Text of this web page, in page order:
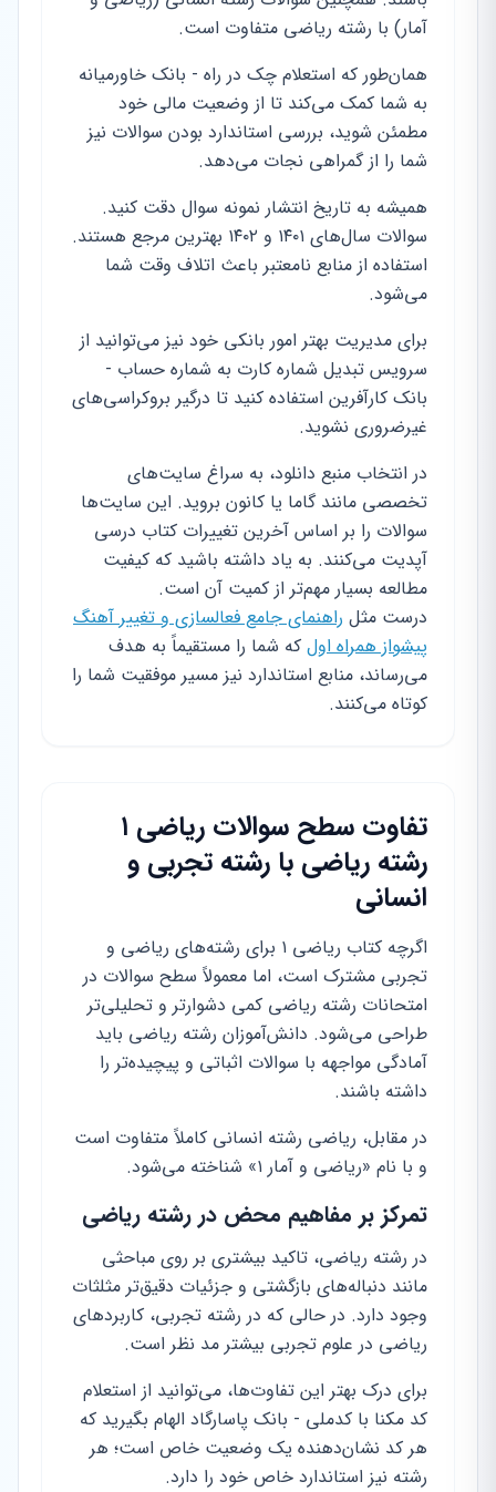
آمار) با رشته ریاضی متفاوت است.
همان‌طور که استعلام چک در راه - بانک خاورمیانه
به شما کمک می‌کند تا از وضعیت مالی خود
مطمئن شوید، بررسی استاندارد بودن سوالات نیز
شما را از گمراهی نجات می‌دهد.
همیشه به تاریخ انتشار نمونه سوال دقت کنید.
سوالات سال‌های ۱۴۰۱ و ۱۴۰۲ بهترین مرجع هستند.
استفاده از منابع نامعتبر باعث اتلاف وقت شما
می‌شود.
برای مدیریت بهتر امور بانکی خود نیز می‌توانید از
سرویس تبدیل شماره کارت به شماره حساب -
بانک کارآفرین استفاده کنید تا درگیر بروکراسی‌های
غیرضروری نشوید.
در انتخاب منبع دانلود، به سراغ سایت‌های
تخصصی مانند گاما یا کانون بروید. این سایت‌ها
سوالات را بر اساس آخرین تغییرات کتاب درسی
آپدیت می‌کنند. به یاد داشته باشید که کیفیت
مطالعه بسیار مهم‌تر از کمیت آن است.
درست مثل راهنمای جامع فعالسازی و تغییر آهنگ
پیشواز همراه اول که شما را مستقیماً به هدف
می‌رساند، منابع استاندارد نیز مسیر موفقیت شما را
کوتاه می‌کنند.
تفاوت سطح سوالات ریاضی ۱
رشته ریاضی با رشته تجربی و
انسانی
اگرچه کتاب ریاضی ۱ برای رشته‌های ریاضی و
تجربی مشترک است، اما معمولاً سطح سوالات در
امتحانات رشته ریاضی کمی دشوارتر و تحلیلی‌تر
طراحی می‌شود. دانش‌آموزان رشته ریاضی باید
آمادگی مواجهه با سوالات اثباتی و پیچیده‌تر را
داشته باشند.
در مقابل، ریاضی رشته انسانی کاملاً متفاوت است
و با نام «ریاضی و آمار ۱» شناخته می‌شود.
تمرکز بر مفاهیم محض در رشته ریاضی
در رشته ریاضی، تاکید بیشتری بر روی مباحثی
مانند دنباله‌های بازگشتی و جزئیات دقیق‌تر مثلثات
وجود دارد. در حالی که در رشته تجربی، کاربردهای
ریاضی در علوم تجربی بیشتر مد نظر است.
برای درک بهتر این تفاوت‌ها، می‌توانید از استعلام
کد مکنا با کدملی - بانک پاسارگاد الهام بگیرید که
هر کد نشان‌دهنده یک وضعیت خاص است؛ هر
رشته نیز استاندارد خاص خود را دارد.